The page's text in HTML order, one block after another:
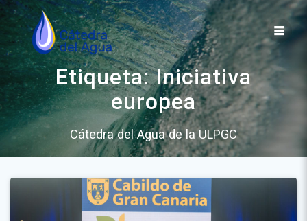
Saltar
al
contenido
Etiqueta:Iniciativa
europea
Cátedra del Agua de la ULPGC